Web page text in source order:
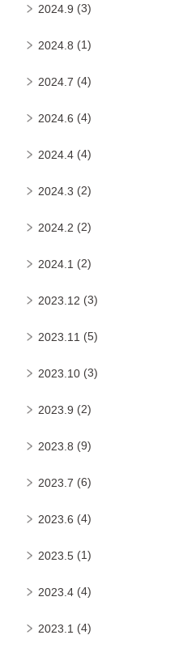
2024.9 (3)
2024.8 (1)
2024.7 (4)
2024.6 (4)
2024.4 (4)
2024.3 (2)
2024.2 (2)
2024.1 (2)
2023.12 (3)
2023.11 (5)
2023.10 (3)
2023.9 (2)
2023.8 (9)
2023.7 (6)
2023.6 (4)
2023.5 (1)
2023.4 (4)
2023.1 (4)